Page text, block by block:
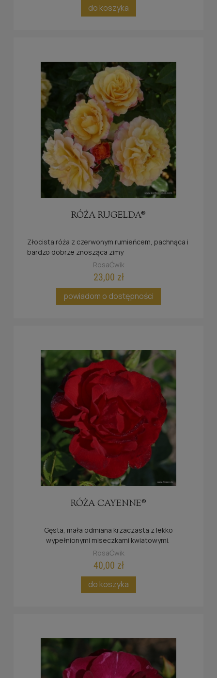
do koszyka
RÓŻA RUGELDA®
Złocista róża z czerwonym rumieńcem, pachnąca i
bardzo dobrze znosząca zimy
RosaĆwik
23,00 zł
powiadom o dostępności
RÓŻA CAYENNE®
Gęsta, mała odmiana krzaczasta z lekko
wypełnionymi miseczkami kwiatowymi.
Przyjazna dla owadów, idealna na dużych
powierzchniach i jako niski żywopłot.
RosaĆwik
40,00 zł
do koszyka